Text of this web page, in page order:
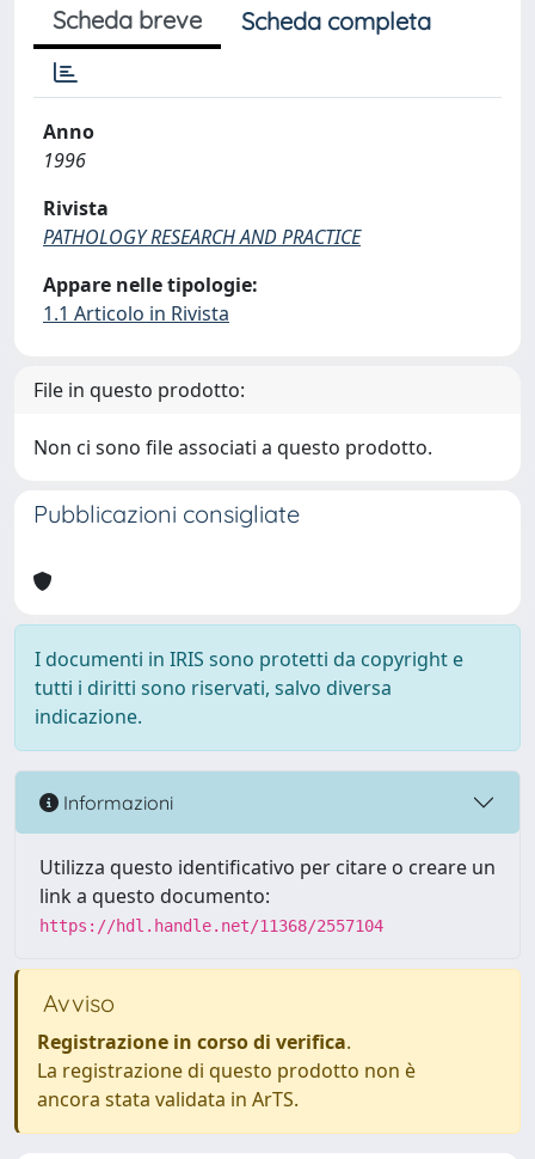
Scheda breve Scheda completa
Anno
1996
Rivista
PATHOLOGY RESEARCH AND PRACTICE
Appare nelle tipologie:
1.1 Articolo in Rivista
File in questo prodotto:
Non ci sono file associati a questo prodotto.
Pubblicazioni consigliate
I documenti in IRIS sono protetti da copyright e
tutti i diritti sono riservati, salvo diversa
indicazione.
Informazioni
Utilizza questo identificativo per citare o creare un
link a questo documento:
https://hdl.handle.net/11368/2557104
Avviso
Registrazione in corso di verifica.
La registrazione di questo prodotto non è
ancora stata validata in ArTS.